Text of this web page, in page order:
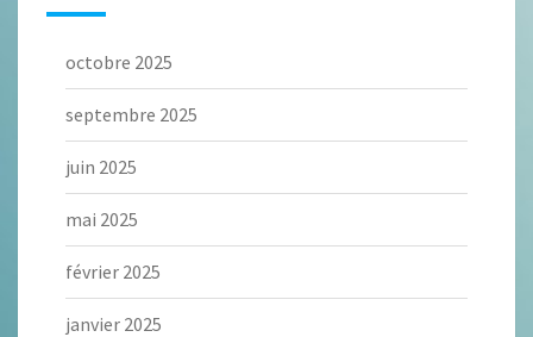
octobre 2025
septembre 2025
juin 2025
mai 2025
février 2025
janvier 2025